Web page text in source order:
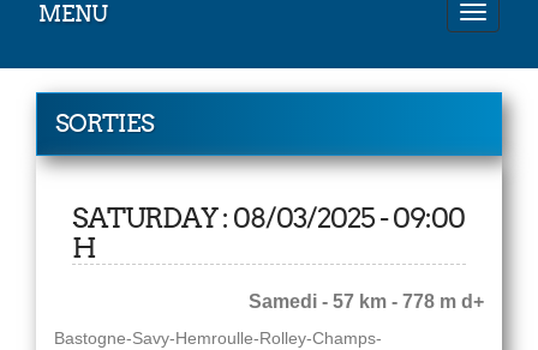
MENU
SORTIES
SATURDAY : 08/03/2025 - 09:00
H
Samedi - 57 km - 778 m d+
Bastogne-Savy-Hemroulle-Rolley-Champs-